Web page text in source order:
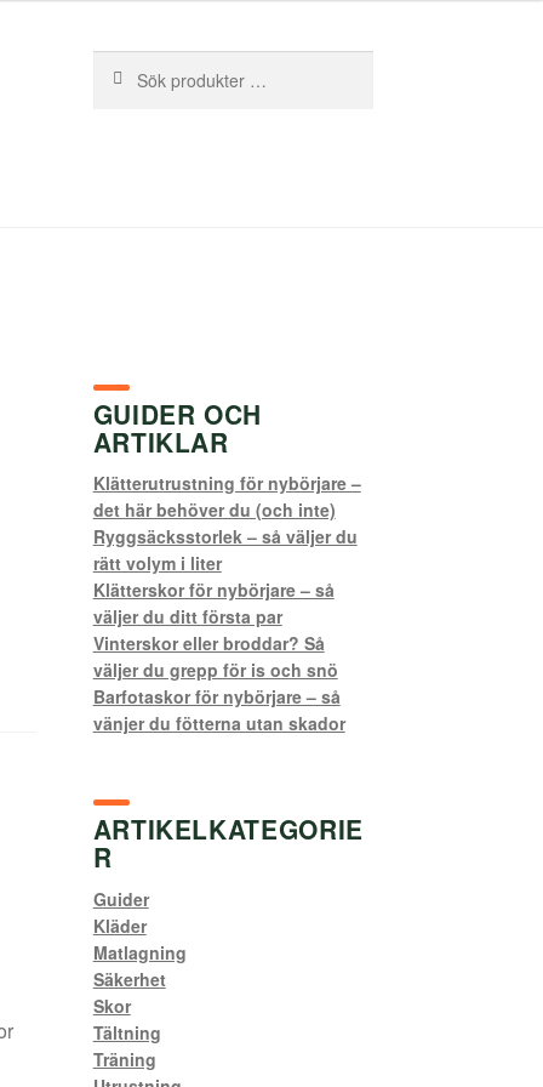
efter:
GUIDER OCH
ARTIKLAR
Klätterutrustning för nybörjare –
det här behöver du (och inte)
Ryggsäcksstorlek – så väljer du
rätt volym i liter
Klätterskor för nybörjare – så
väljer du ditt första par
Vinterskor eller broddar? Så
väljer du grepp för is och snö
Barfotaskor för nybörjare – så
vänjer du fötterna utan skador
ARTIKELKATEGORIE
R
Guider
Kläder
Matlagning
Säkerhet
Skor
Tältning
Träning